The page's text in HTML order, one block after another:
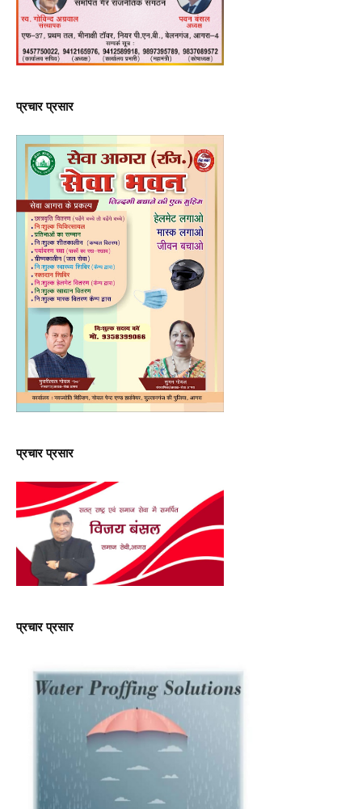
प्रचार प्रसार
प्रचार प्रसार
प्रचार प्रसार